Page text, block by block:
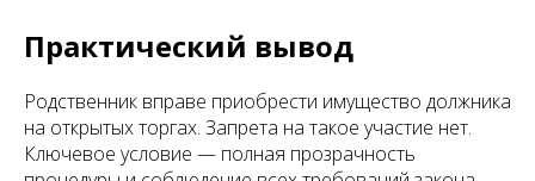
Практический вывод
Родственник вправе приобрести имущество должника
на открытых торгах. Запрета на такое участие нет.
Ключевое условие — полная прозрачность